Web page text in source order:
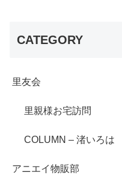
CATEGORY
里友会
里親様お宅訪問
COLUMN – 渚いろは
アニエイ物販部